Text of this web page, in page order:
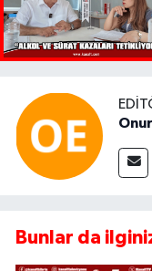
Bunlar da